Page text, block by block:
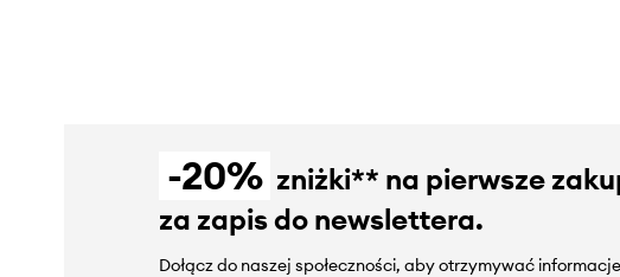
-20% zniżki** na pierwsze
za zapis do newslettera.
Dołącz do naszej społeczności, aby otrzymywać